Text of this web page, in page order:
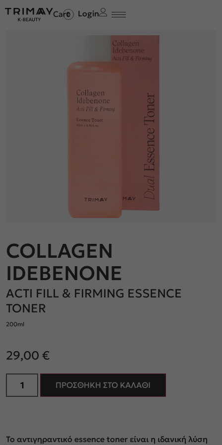
Login
0
COLLAGEN
IDEBENONE
ACTI FILL & FIRMING ESSENCE
TONER
200ml
29,00 €
ΠΡΟΣΘΉΚΗ ΣΤΟ ΚΑΛΆΘΙ
Το αντιγηραντικό essence toner είναι η ιδανική λύση